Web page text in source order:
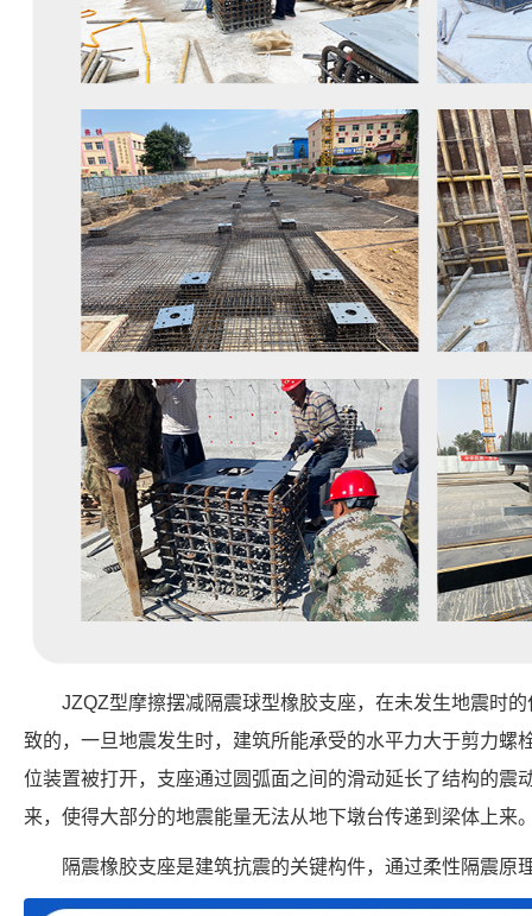
JZQZ型摩擦摆减隔震球型橡胶支座，在未发生地震时
致的，一旦地震发生时，建筑所能承受的水平力大于剪力螺
位装置被打开，支座通过圆弧面之间的滑动延长了结构的震
来，使得大部分的地震能量无法从地下墩台传递到梁体上来
隔震橡胶支座是建筑抗震的关键构件，通过柔性隔震原